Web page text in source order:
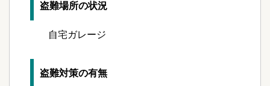
盗難場所の状況
自宅ガレージ
盗難対策の有無